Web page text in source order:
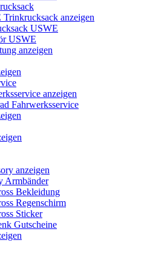
anzeigen
USWE
USWE
anzeigen
anzeigen
Fahrwerksservice
anzeigen
Armbänder
Bekleidung
Regenschirm
Sticker
Gutscheine